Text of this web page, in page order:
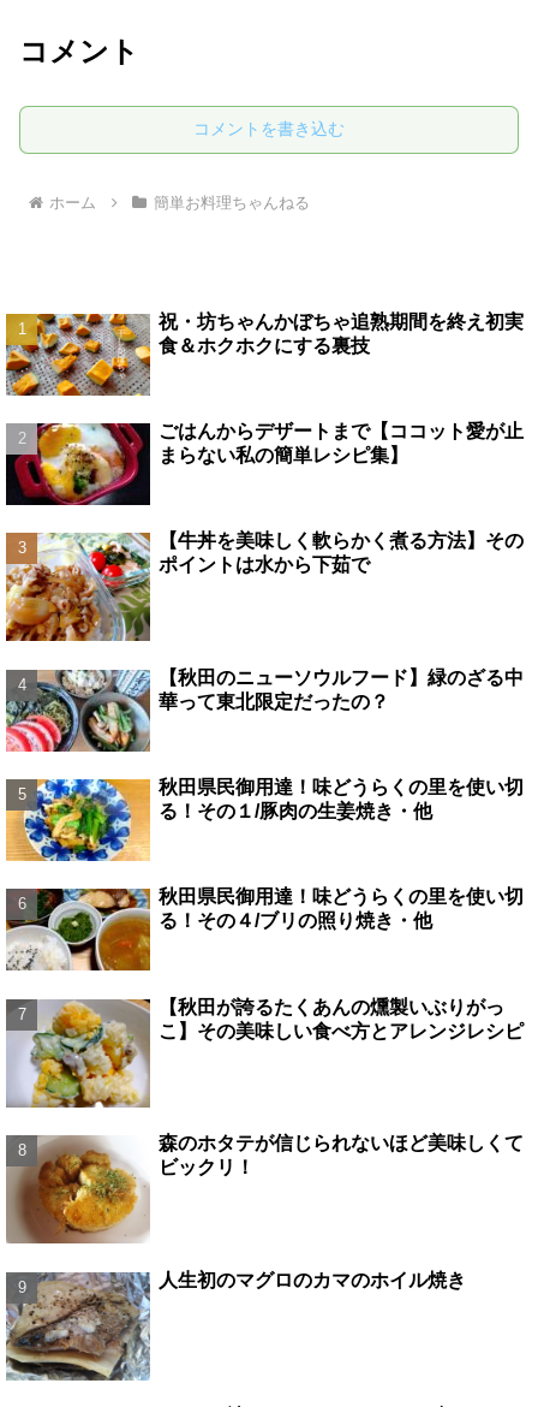
コメント
コメントを書き込む
ホーム 簡単お料理ちゃんねる
祝・坊ちゃんかぼちゃ追熟期間を終え初実
食＆ホクホクにする裏技
ごはんからデザートまで【ココット愛が止
まらない私の簡単レシピ集】
【牛丼を美味しく軟らかく煮る方法】その
ポイントは水から下茹で
【秋田のニューソウルフード】緑のざる中
華って東北限定だったの？
秋田県民御用達！味どうらくの里を使い切
る！その１/豚肉の生姜焼き・他
秋田県民御用達！味どうらくの里を使い切
る！その４/ブリの照り焼き・他
【秋田が誇るたくあんの燻製いぶりがっ
こ】その美味しい食べ方とアレンジレシピ
森のホタテが信じられないほど美味しくて
ビックリ！
人生初のマグロのカマのホイル焼き